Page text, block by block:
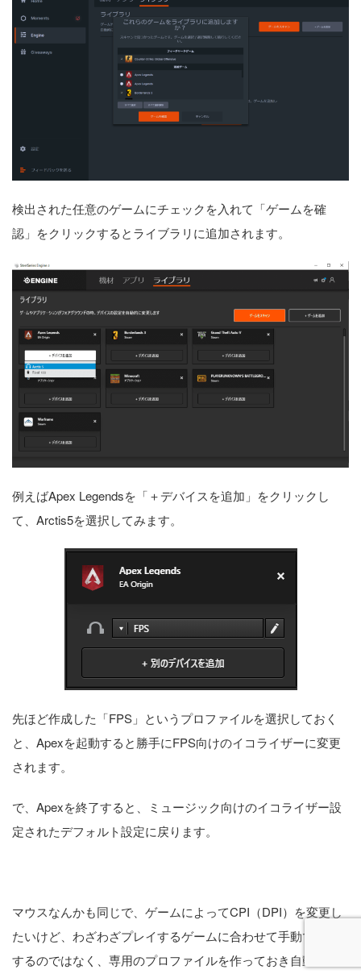
検出された任意のゲームにチェックを入れて「ゲームを確
認」をクリックするとライブラリに追加されます。
例えばApex Legendsを「＋デバイスを追加」をクリックし
て、Arctis5を選択してみます。
先ほど作成した「FPS」というプロファイルを選択しておく
と、Apexを起動すると勝手にFPS向けのイコライザーに変更
されます。
で、Apexを終了すると、ミュージック向けのイコライザー設
定されたデフォルト設定に戻ります。
マウスなんかも同じで、ゲームによってCPI（DPI）を変更し
たいけど、わざわざプレイするゲームに合わせて手動で変更
するのではなく、専用のプロファイルを作っておき自動で反